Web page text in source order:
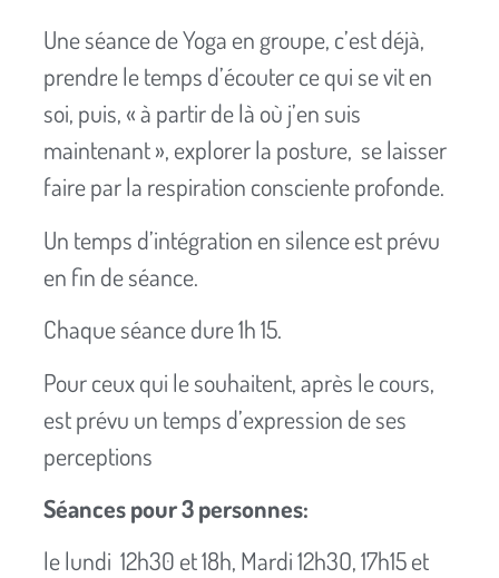
Une séance de Yoga en groupe, c’est déjà,
prendre le temps d’écouter ce qui se vit en
soi, puis, « à partir de là où j’en suis
maintenant », explorer la posture, se laisser
faire par la respiration consciente profonde.
Un temps d’intégration en silence est prévu
en fin de séance.
Chaque séance dure 1h 15.
Pour ceux qui le souhaitent, après le cours,
est prévu un temps d’expression de ses
perceptions
Séances pour 3 personnes:
le lundi 12h30 et 18h, Mardi 12h3O, 17h15 et